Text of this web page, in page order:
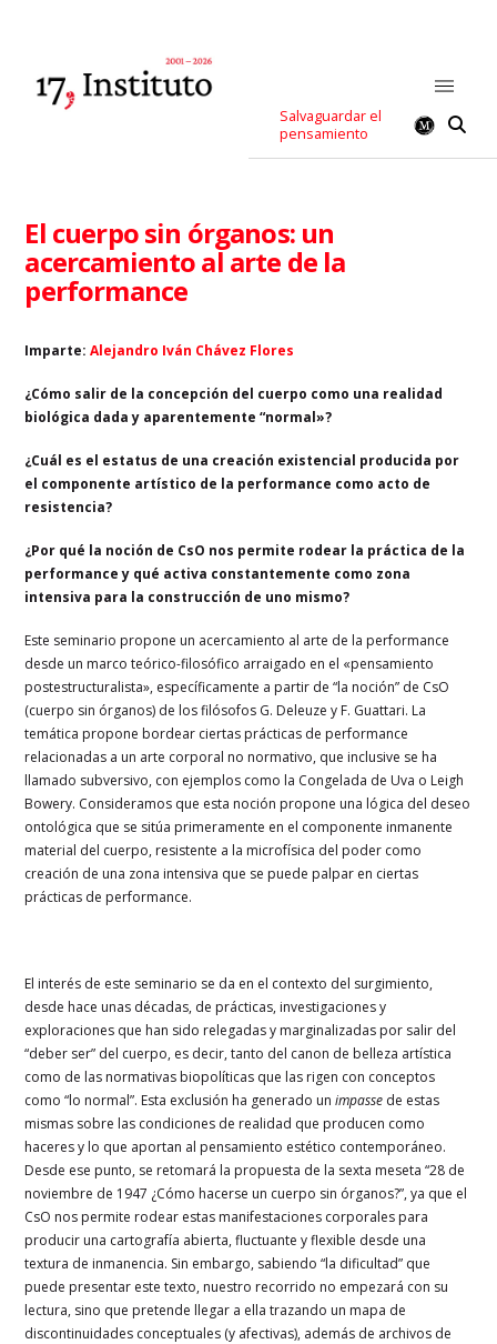
Salvaguardar el
pensamiento
El cuerpo sin órganos: un
acercamiento al arte de la
performance
Imparte:Alejandro Iván Chávez Flores
¿Cómo salir de la concepción del cuerpo como una realidad
biológica dada y aparentemente “normal»?
¿Cuál es el estatus de una creación existencial producida por
el componente artístico de la performance como acto de
resistencia?
¿Por qué la noción de CsO nos permite rodear la práctica de la
performance y qué activa constantemente como zona
intensiva para la construcción de uno mismo?
Este seminario propone un acercamiento al arte de la performance
desde un marco teórico-filosófico arraigado en el «pensamiento
postestructuralista», específicamente a partir de “la noción” de CsO
(cuerpo sin órganos) de los filósofos G. Deleuze y F. Guattari. La
temática propone bordear ciertas prácticas de performance
relacionadas a un arte corporal no normativo, que inclusive se ha
llamado subversivo, con ejemplos como la Congelada de Uva o Leigh
Bowery. Consideramos que esta noción propone una lógica del deseo
ontológica que se sitúa primeramente en el componente inmanente
material del cuerpo, resistente a la microfísica del poder como
creación de una zona intensiva que se puede palpar en ciertas
prácticas de performance.
El interés de este seminario se da en el contexto del surgimiento,
desde hace unas décadas, de prácticas, investigaciones y
exploraciones que han sido relegadas y marginalizadas por salir del
“deber ser” del cuerpo, es decir, tanto del canon de belleza artística
como de las normativas biopolíticas que las rigen con conceptos
como “lo normal”. Esta exclusión ha generado unimpasse de estas
mismas sobre las condiciones de realidad que producen como
haceres y lo que aportan al pensamiento estético contemporáneo.
Desde ese punto, se retomará la propuesta de la sexta meseta “28 de
noviembre de 1947 ¿Cómo hacerse un cuerpo sin órganos?”, ya que el
CsO nos permite rodear estas manifestaciones corporales para
producir una cartografía abierta, fluctuante y flexible desde una
textura de inmanencia. Sin embargo, sabiendo “la dificultad” que
puede presentar este texto, nuestro recorrido no empezará con su
lectura, sino que pretende llegar a ella trazando un mapa de
discontinuidades conceptuales (y afectivas), además de archivos de